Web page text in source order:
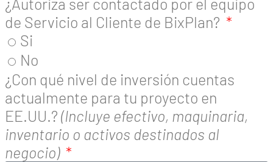
de Servicio al Cliente de BixPlan?
Si
No
¿Con qué nivel de inversión cuentas
actualmente para tu proyecto en
EE.UU.? (Incluye efectivo, maquinaria,
inventario o activos destinados al
negocio)